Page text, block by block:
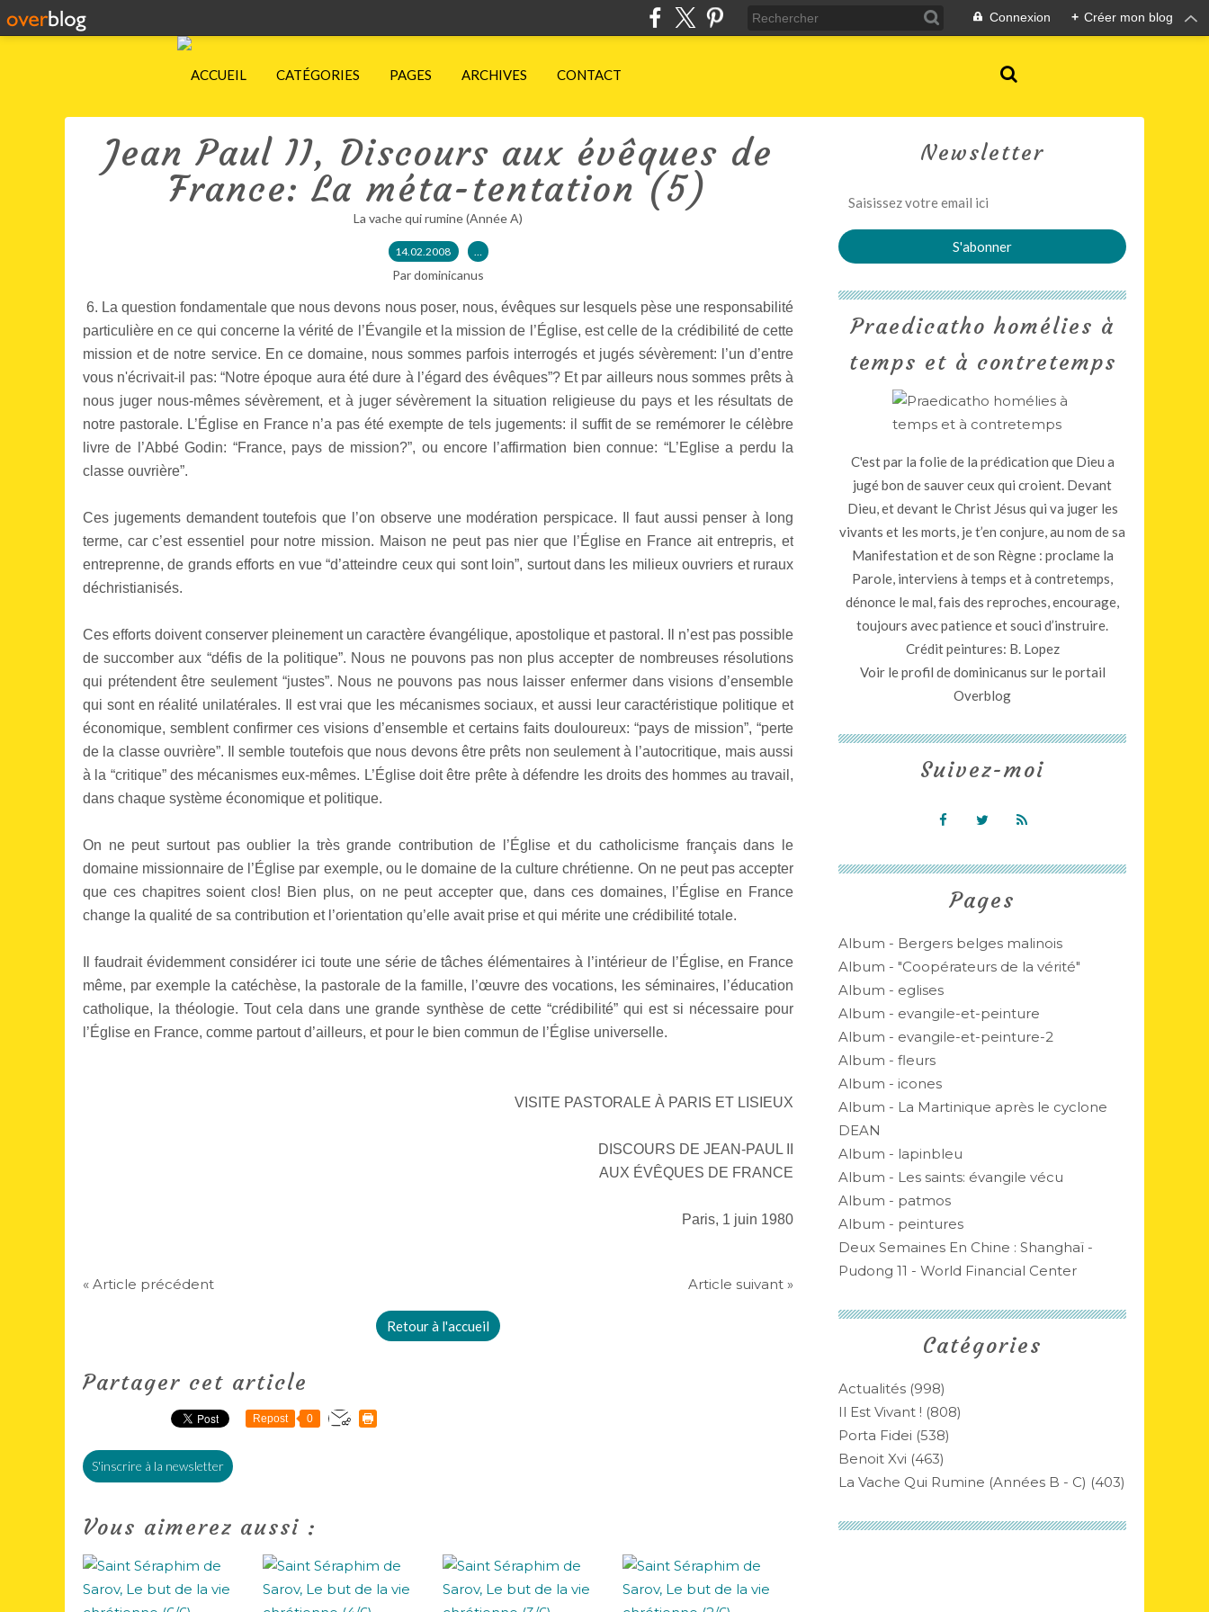
Connexion + Créer mon blog
ACCUEIL CATÉGORIES PAGES ARCHIVES CONTACT
Jean Paul II, Discours aux évêques de
France: La méta-tentation (5)
La vache qui rumine (Année A)
14.02.2008 …
Par dominicanus
6. La question fondamentale que nous devons nous poser, nous, évêques sur lesquels pèse une responsabilité
particulière en ce qui concerne la vérité de l’Évangile et la mission de l’Église, est celle de la crédibilité de cette
mission et de notre service. En ce domaine, nous sommes parfois interrogés et jugés sévèrement: l’un d’entre
vous n'écrivait-il pas: “Notre époque aura été dure à l’égard des évêques”? Et par ailleurs nous sommes prêts à
nous juger nous-mêmes sévèrement, et à juger sévèrement la situation religieuse du pays et les résultats de
notre pastorale. L’Église en France n’a pas été exempte de tels jugements: il suffit de se remémorer le célèbre
livre de l’Abbé Godin: “France, pays de mission?”, ou encore l’affirmation bien connue: “L’Eglise a perdu la
classe ouvrière”.
Ces jugements demandent toutefois que l’on observe une modération perspicace. Il faut aussi penser à long
terme, car c’est essentiel pour notre mission. Maison ne peut pas nier que l’Église en France ait entrepris, et
entreprenne, de grands efforts en vue “d’atteindre ceux qui sont loin”, surtout dans les milieux ouvriers et ruraux
déchristianisés.
Ces efforts doivent conserver pleinement un caractère évangélique, apostolique et pastoral. Il n’est pas possible
de succomber aux “défis de la politique”. Nous ne pouvons pas non plus accepter de nombreuses résolutions
qui prétendent être seulement “justes”. Nous ne pouvons pas nous laisser enfermer dans visions d’ensemble
qui sont en réalité unilatérales. Il est vrai que les mécanismes sociaux, et aussi leur caractéristique politique et
économique, semblent confirmer ces visions d’ensemble et certains faits douloureux: “pays de mission”, “perte
de la classe ouvrière”. Il semble toutefois que nous devons être prêts non seulement à l’autocritique, mais aussi
à la “critique” des mécanismes eux-mêmes. L’Église doit être prête à défendre les droits des hommes au travail,
dans chaque système économique et politique.
On ne peut surtout pas oublier la très grande contribution de l’Église et du catholicisme français dans le
domaine missionnaire de l’Église par exemple, ou le domaine de la culture chrétienne. On ne peut pas accepter
que ces chapitres soient clos! Bien plus, on ne peut accepter que, dans ces domaines, l’Église en France
change la qualité de sa contribution et l’orientation qu’elle avait prise et qui mérite une crédibilité totale.
Il faudrait évidemment considérer ici toute une série de tâches élémentaires à l’intérieur de l’Église, en France
même, par exemple la catéchèse, la pastorale de la famille, l’œuvre des vocations, les séminaires, l’éducation
catholique, la théologie. Tout cela dans une grande synthèse de cette “crédibilité” qui est si nécessaire pour
l’Église en France, comme partout d’ailleurs, et pour le bien commun de l’Église universelle.
VISITE PASTORALE À PARIS ET LISIEUX
DISCOURS DE JEAN-PAUL II
AUX ÉVÊQUES DE FRANCE
Paris, 1 juin 1980
« Article précédent Article suivant »
Retour à l'accueil
Partager cet article
Repost 0
S'inscrire à la newsletter
Vous aimerez aussi :
Newsletter
Catégories
Actualités (998)
Il Est Vivant ! (808)
Porta Fidei (538)
Benoit Xvi (463)
La Vache Qui Rumine (années B - C) (403)
Pages
Album - Bergers belges malinois
Album - "Coopérateurs de la vérité"
Album - eglises
Album - evangile-et-peinture
Album - evangile-et-peinture-2
Album - fleurs
Album - icones
Album - La Martinique après le cyclone
DEAN
Album - lapinbleu
Album - Les saints: évangile vécu
Album - patmos
Album - peintures
Deux Semaines En Chine : Shanghaï -
Pudong 11 - World Financial Center
Praedicatho homélies à
temps et à contretemps
C'est par la folie de la prédication que Dieu a
jugé bon de sauver ceux qui croient. Devant
Dieu, et devant le Christ Jésus qui va juger les
vivants et les morts, je t’en conjure, au nom de sa
Manifestation et de son Règne : proclame la
Parole, interviens à temps et à contretemps,
dénonce le mal, fais des reproches, encourage,
toujours avec patience et souci d’instruire.
Crédit peintures: B. Lopez
Voir le profil dedominicanus sur le portail
Overblog
Suivez-moi